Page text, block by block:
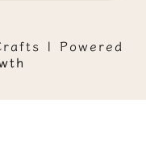
| Powered